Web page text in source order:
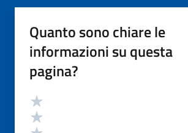
Quanto sono chiare le
informazioni su questa
pagina?
Valutazione